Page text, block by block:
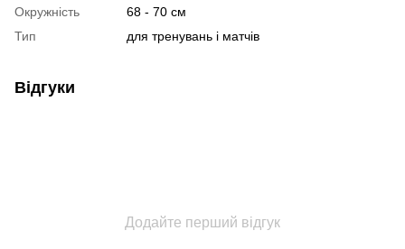
Окружність
68 - 70 см
Тип
для тренувань і матчів
Відгуки
Додайте перший відгук